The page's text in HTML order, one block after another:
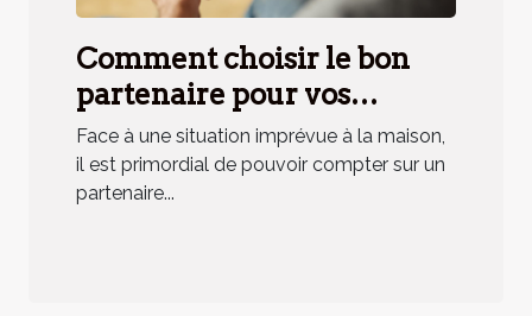
Comment choisir le bon
partenaire pour vos
urgences domestiques ?
Face à une situation imprévue à la maison,
il est primordial de pouvoir compter sur un
partenaire...